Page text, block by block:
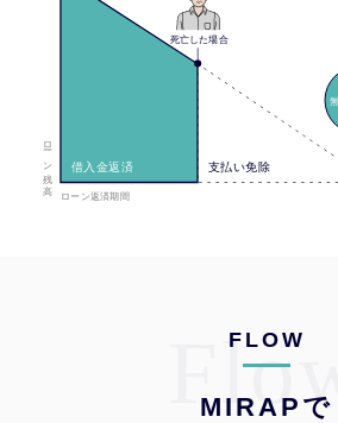
FLOW
MIRAPで
Flow